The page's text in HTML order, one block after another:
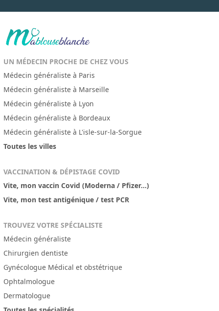
UN MÉDECIN PROCHE DE CHEZ VOUS
Médecin généraliste à Paris
Médecin généraliste à Marseille
Médecin généraliste à Lyon
Médecin généraliste à Bordeaux
Médecin généraliste à L'isle-sur-la-Sorgue
Toutes les villes
VACCINATION & DÉPISTAGE COVID
Vite, mon vaccin Covid (Moderna / Pfizer...)
Vite, mon test antigénique / test PCR
TROUVEZ VOTRE SPÉCIALISTE
Médecin généraliste
Chirurgien dentiste
Gynécologue Médical et obstétrique
Ophtalmologue
Dermatologue